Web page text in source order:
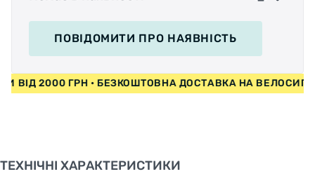
ПОВІДОМИТИ ПРО НАЯВНІСТЬ
ВІД 2000 ГРН • БЕЗКОШТОВНА ДОСТАВКА НА
ТЕХНІЧНІ ХАРАКТЕРИСТИКИ